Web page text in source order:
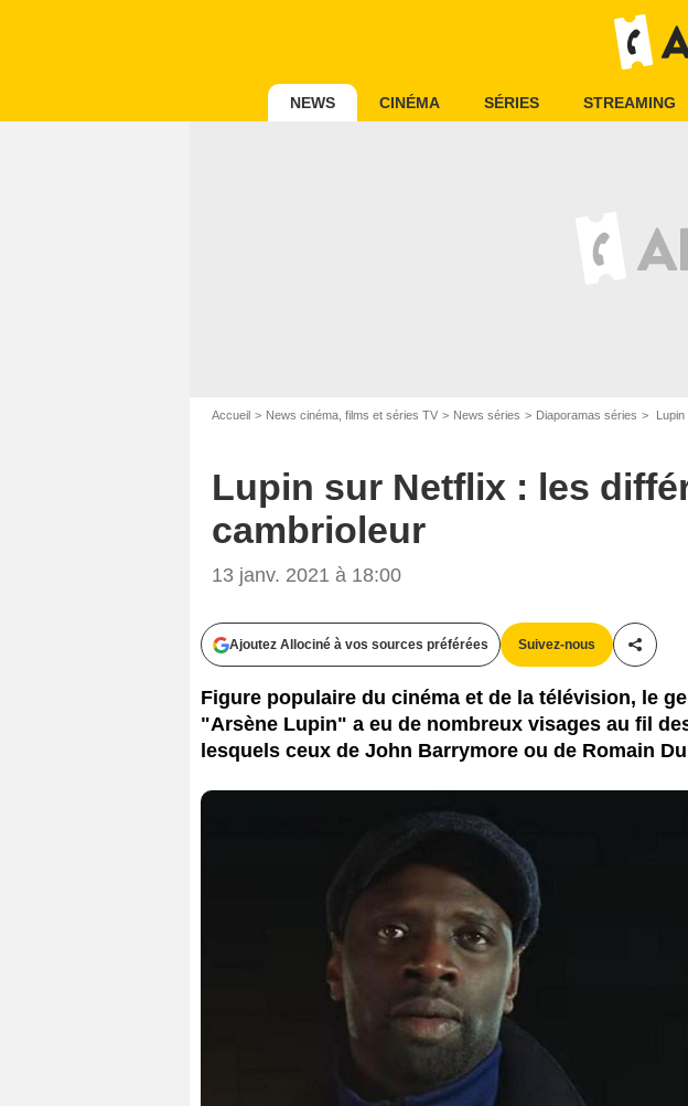
NEWS CINÉMA SÉRIES STREAMING
Accueil News cinéma, films et séries TV News séries Diaporamas séries
Lupin sur Netflix : les
cambrioleur
13 janv. 2021 à 18:00
Ajoutez Allociné à vos sources préférées Suivez-nous
Figure populaire du cinéma et de la télévision, le
"Arsène Lupin" a eu de nombreux visages au fil
lesquels ceux de John Barrymore ou de Romain